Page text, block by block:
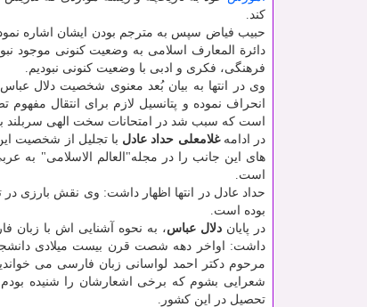
کند.
حبیب فیاض سپس به مترجم بودن ایشان اشاره نمود
دائرة المعارف اسلامی به وضعیت کنونی موجود
فرهنگی، فکری و ادبی با وضعیت کنونی نبودیم.
وی در انتها به بیان بُعد معنوی شخصیت دلال
انحراف نموده و پتانسیل لازم برای انتقال
است که سبب شد در امتحانات سخت الهی سربلند
در ادامه غلامعلی حداد عادل با تجلیل از شخصیت
های این جانب را در مجله"العالم الاسلامی" به
است.
حداد عادل در انتها اظهار داشت: وی نقش بارزی
بوده است.
در پایان دلال عباس، به نحوه آشنایی اش با زبان
داشت: اواخر دهه شصت قرن بیست میلادی
مرحوم دکتر احمد لواسانی زبان فارسی می
شعرایی بشوم که برخی اشعارشان را شنیده
تحصیل در این کشور.